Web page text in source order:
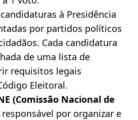
à Presidência
por partidos políticos
Cada candidatura
de uma lista de
requisitos legais
Eleitoral.
(Comissão Nacional de
responsável por organizar e